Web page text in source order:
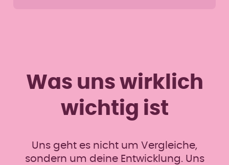
Was uns wirklich
wichtig ist
Uns geht es nicht um Vergleiche,
sondern um deine Entwicklung. Uns